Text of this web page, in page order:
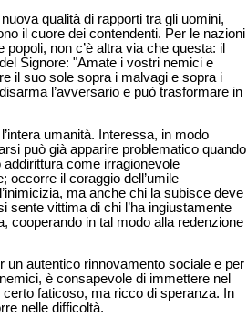
qualità di rapporti tra gli uomini,
il cuore dei contendenti. Per le nazioni
non c’è altra via che questa: il
Signore: "Amate i vostri nemici e
il suo sole sopra i malvagi e sopra i
l’avversario e può trasformare in
umanità. Interessa, in modo
può già apparire problematico quando
addirittura come irragionevole
occorre il coraggio dell’umile
ma anche chi la subisce deve
sente vittima di chi l’ha ingiustamente
cooperando in tal modo alla redenzione
un autentico rinnovamento sociale e per
è consapevole di immettere nel
certo faticoso, ma ricco di speranza. In
nelle difficoltà.